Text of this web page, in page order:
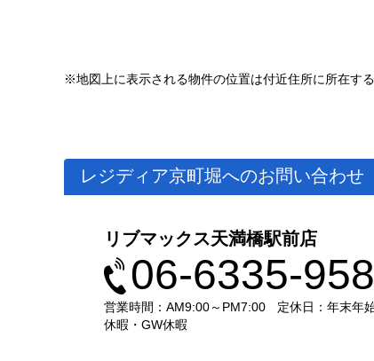
※地図上に表示される物件の位置は付近住所に所在す
レジディア京町堀へのお問い合わせ
リブマックス天満橋駅前店
06-6335-
営業時間：AM9:00～PM7:00
定休日：年末年
休暇・GW休暇